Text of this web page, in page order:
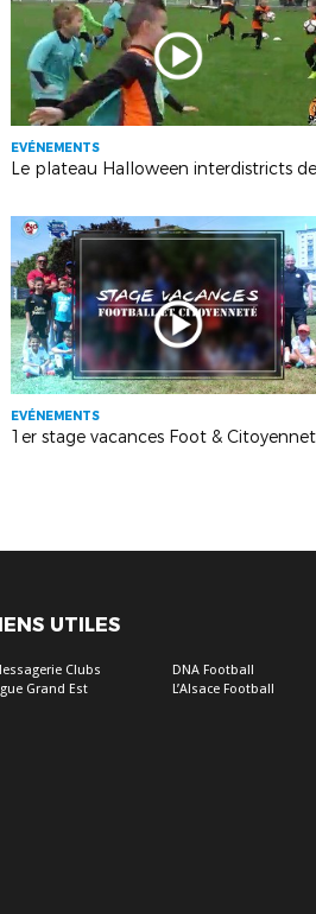
EVÉNEMENTS
EVÉNEMENTS
UTILES
Clubs
Grand Est
DNA Football
L’Alsace Football